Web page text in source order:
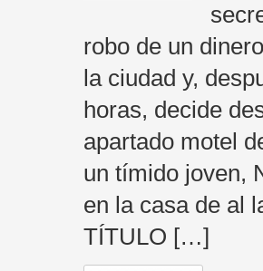
robo de un
la ciudad y,
horas, decide
apartado motel
un tímido joven,
en la casa de
TÍTULO […]